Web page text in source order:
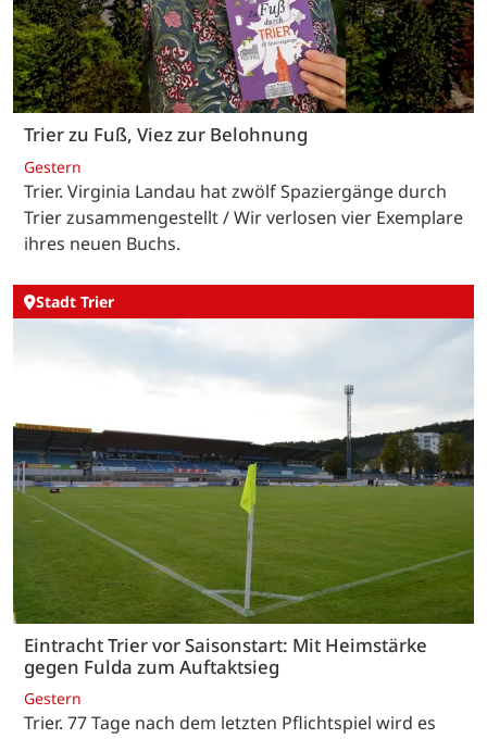
Trier zu Fuß, Viez zur Belohnung
Gestern
Trier. Virginia Landau hat zwölf Spaziergänge durch
Trier zusammengestellt / Wir verlosen vier Exemplare
ihres neuen Buchs.
Stadt Trier
Eintracht Trier vor Saisonstart: Mit Heimstärke
gegen Fulda zum Auftaktsieg
Gestern
Trier. 77 Tage nach dem letzten Pflichtspiel wird es